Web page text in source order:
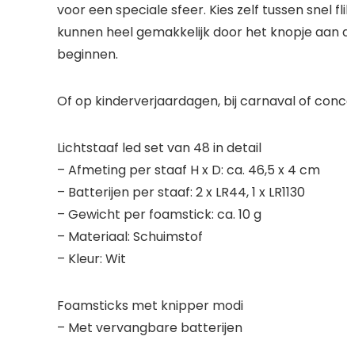
voor een speciale sfeer. Kies zelf tussen snel
kunnen heel gemakkelijk door het knopje
beginnen.
Of op kinderverjaardagen, bij carnaval of
Lichtstaaf led set van 48 in detail
– Afmeting per staaf H x D: ca. 46,5 x 4 cm
– Batterijen per staaf: 2 x LR44, 1 x LR1130
– Gewicht per foamstick: ca. 10 g
– Materiaal: Schuimstof
– Kleur: Wit
Foamsticks met knipper modi
– Met vervangbare batterijen